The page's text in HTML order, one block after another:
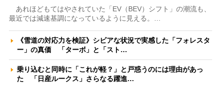
あれほどもてはやされていた「EV（BEV）シフト」の潮流も、
最近では減速基調になっているように見える。…
《雪道の対応力を検証》シビアな状況で実感した「フォレスタ
ー」の真価 「ターボ」と「スト…
乗り込むと同時に「これが軽？」と戸惑うのには理由があっ
た 「日産ルークス」さらなる躍進…